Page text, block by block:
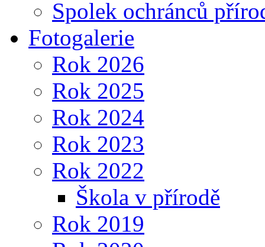
Spolek ochránců
Fotogalerie
Rok 2026
Rok 2025
Rok 2024
Rok 2023
Rok 2022
Škola v přírodě
Rok 2019